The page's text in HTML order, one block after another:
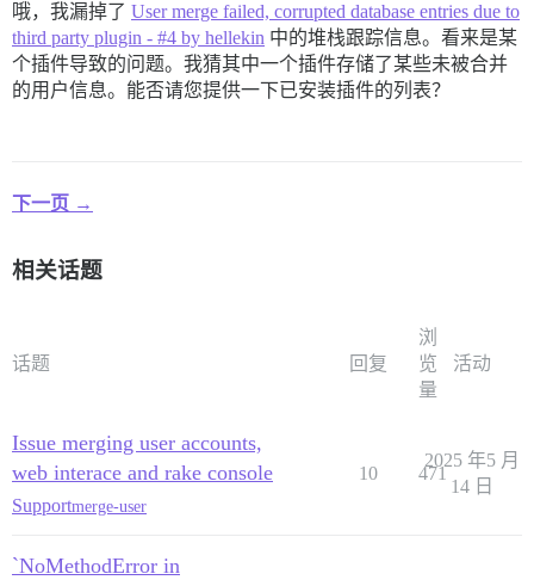
哦，我漏掉了 User merge failed, corrupted database entries due to
third party plugin - #4 by hellekin 中的堆栈跟踪信息。看来是某
个插件导致的问题。我猜其中一个插件存储了某些未被合并
的用户信息。能否请您提供一下已安装插件的列表？
下一页 →
相关话题
话题 回复
浏
览
量
活动
Issue merging user accounts,
web interace and rake console
Supportmerge-user
10 471
2025 年5 月
14 日
`NoMethodError in